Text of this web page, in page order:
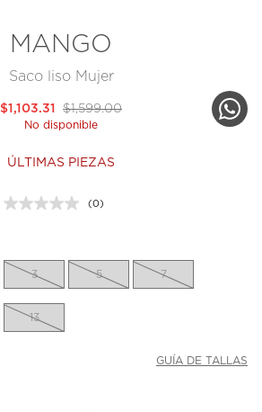
MANGO
Saco liso Mujer
$1,599.00
$1,103.31
No disponible
ÚLTIMAS PIEZAS
Sin
la
misma
(0)
3 5 7
13
GUÍA DE TALLAS